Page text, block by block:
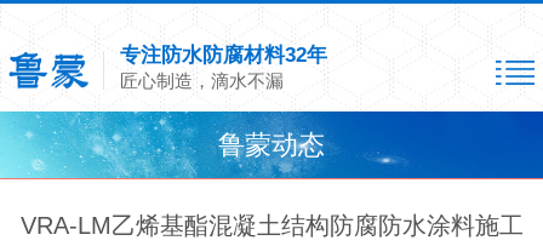
专注防水防腐材料32年
匠心制造，滴水不漏
鲁蒙动态
VRA-LM乙烯基酯混凝土结构防腐防水涂料施工